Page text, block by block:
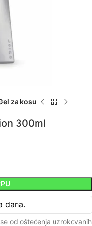
za kosu
300ml
dana.
od oštećenja uzrokovanih